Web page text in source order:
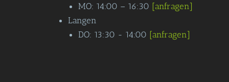
MO: 14:00 – 16:30 [anfragen]
Langen
DO: 13:30 - 14:00 [anfragen]